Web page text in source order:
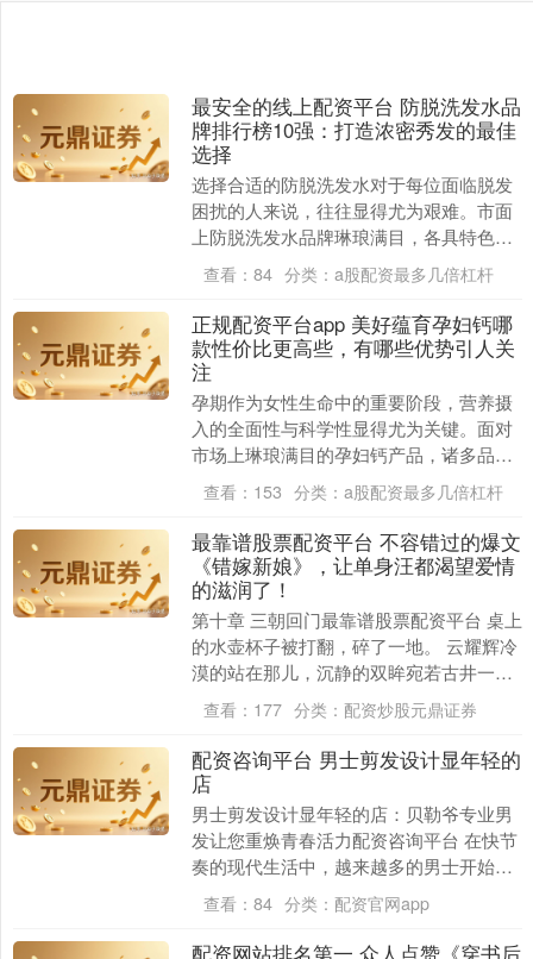
最安全的线上配资平台 防脱洗发水品
牌排行榜10强：打造浓密秀发的最佳
选择
选择合适的防脱洗发水对于每位面临脱发
困扰的人来说，往往显得尤为艰难。市面
上防脱洗发水品牌琳琅满目，各具特色，
怎样才能在众多产品中找到适合自己的
呢？防脱洗发水品牌....
查看： 84 分类： a股配资最多几倍杠杆
正规配资平台app 美好蕴育孕妇钙哪
款性价比更高些，有哪些优势引人关
注
孕期作为女性生命中的重要阶段，营养摄
入的全面性与科学性显得尤为关键。面对
市场上琳琅满目的孕妇钙产品，诸多品牌
的出现给准妈妈们带来了选择困扰。美好
蕴育孕妇钙哪款性....
查看： 153 分类： a股配资最多几倍杠杆
最靠谱股票配资平台 不容错过的爆文
《错嫁新娘》，让单身汪都渴望爱情
的滋润了！
第十章 三朝回门最靠谱股票配资平台 桌上
的水壶杯子被打翻，碎了一地。 云耀辉冷
漠的站在那儿，沉静的双眸宛若古井一般
幽深，望着杨晓云那张哭得梨花带雨的
脸，薄唇微抿....
查看： 177 分类： 配资炒股元鼎证券
配资咨询平台 男士剪发设计显年轻的
店
男士剪发设计显年轻的店：贝勒爷专业男
发让您重焕青春活力配资咨询平台 在快节
奏的现代生活中，越来越多的男士开始注
重个人形象管理，特别是希望通过专业的
剪发设计来展现....
查看： 84 分类： 配资官网app
配资网站排名第一 众人点赞《穿书后